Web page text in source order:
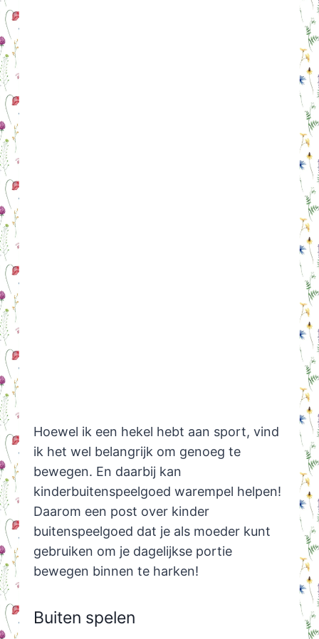
Hoewel ik een hekel hebt aan sport, vind
ik het wel belangrijk om genoeg te
bewegen. En daarbij kan
kinderbuitenspeelgoed warempel helpen!
Daarom een post over kinder
buitenspeelgoed dat je als moeder kunt
gebruiken om je dagelijkse portie
bewegen binnen te harken!
Buiten spelen